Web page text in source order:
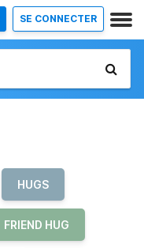
SE CONNECTER
HUGS
FRIEND HUG